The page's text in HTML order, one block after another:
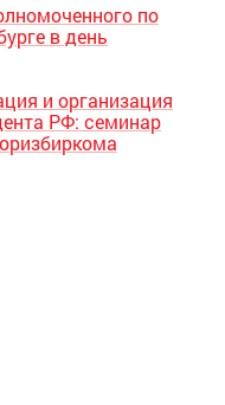
по
в день
и организация
РФ: семинар